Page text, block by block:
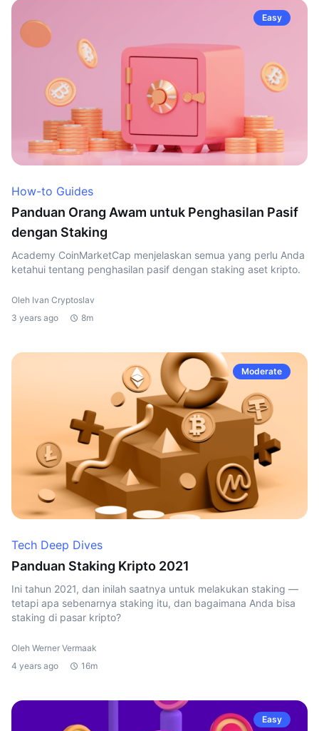
Easy
How-to Guides
Panduan Orang Awam untuk Penghasilan Pasif
dengan Staking
Academy CoinMarketCap menjelaskan semua yang perlu Anda
ketahui tentang penghasilan pasif dengan staking aset kripto.
Oleh Ivan Cryptoslav
3 years ago
8m
Moderate
Tech Deep Dives
Panduan Staking Kripto 2021
Ini tahun 2021, dan inilah saatnya untuk melakukan staking —
tetapi apa sebenarnya staking itu, dan bagaimana Anda bisa
staking di pasar kripto?
Oleh Werner Vermaak
4 years ago
16m
Easy